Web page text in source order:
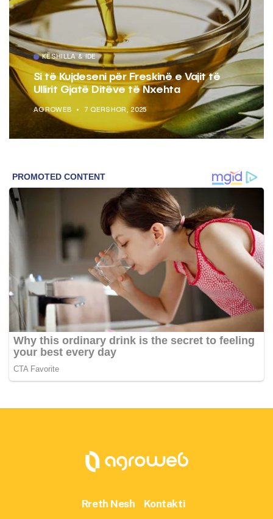
KËSHILLA & IDE
Si të Kujdeseni për Freskinë e Vajit të
Ullirit Gjatë Ditëve të Nxehta
AGROWEB 7 QERSHOR, 2025
Rreth Nesh Kontakti